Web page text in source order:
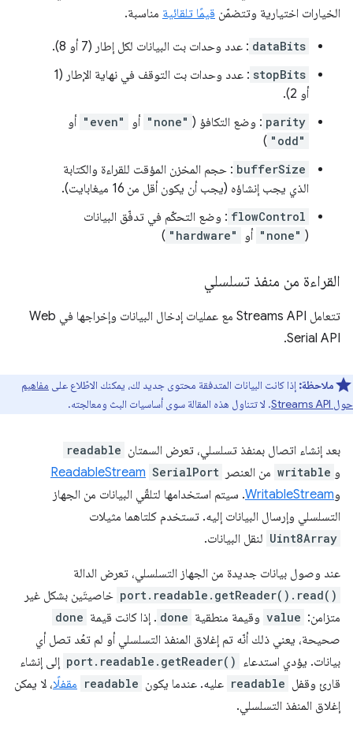
الخيارات اختيارية وتتضمّن قيمًا تلقائية مناسبة.
dataBits : عدد وحدات بت البيانات لكل إطار (7 أو 8).
stopBits
: عدد وحدات بت التوقف في نهاية الإطار (1
أو 2).
parity : وضع التكافؤ ( "none" أو "even" أو
"odd"
)
bufferSize : حجم المخزن المؤقت للقراءة والكتابة
الذي يجب إنشاؤه (يجب أن يكون أقل من 16 ميغابايت).
flowControl : وضع التحكّم في تدفّق البيانات
(
"none" أو "hardware"
)
القراءة من منفذ تسلسلي
تتعامل Streams API مع عمليات إدخال البيانات وإخراجها في Web
Serial API.
ملاحظة: إذا كانت البيانات المتدفقة محتوى جديد لك، يمكنك الاطّلاع على مفاهيم
حول Streams API
. لا تتناول هذه المقالة سوى أساسيات البث ومعالجته.
بعد إنشاء اتصال بمنفذ تسلسلي، تعرض السمتان readable
و writable من العنصر SerialPort
ReadableStream
وWritableStream. سيتم استخدامها لتلقّي البيانات من الجهاز
التسلسلي وإرسال البيانات إليه. تستخدم كلتاهما مثيلات
Uint8Array لنقل البيانات.
عند وصول بيانات جديدة من الجهاز التسلسلي، تعرض الدالة
port.readable.getReader().read() خاصيتَين بشكل غير
متزامن: value وقيمة منطقية done . إذا كانت قيمة done
صحيحة، يعني ذلك أنّه تم إغلاق المنفذ التسلسلي أو لم تعُد تصل أي
بيانات. يؤدي استدعاء
port.readable.getReader() إلى إنشاء
قارئ وقفل readable عليه. عندما يكون readable مقفلًا، لا يمكن
إغلاق المنفذ التسلسلي.